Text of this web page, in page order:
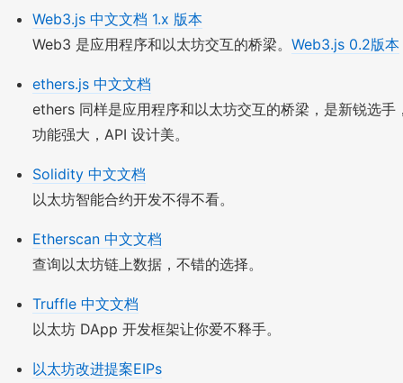
Web3.js 中文文档 1.x 版本
Web3 是应用程序和以太坊交互的桥梁。 Web3.js 0.2版本
ethers.js 中文文档
ethers 同样是应用程序和以太坊交互的桥梁，是新锐选手
功能强大，API 设计美。
Solidity 中文文档
以太坊智能合约开发不得不看。
Etherscan 中文文档
查询以太坊链上数据，不错的选择。
Truffle 中文文档
以太坊 DApp 开发框架让你爱不释手。
以太坊改进提案EIPs